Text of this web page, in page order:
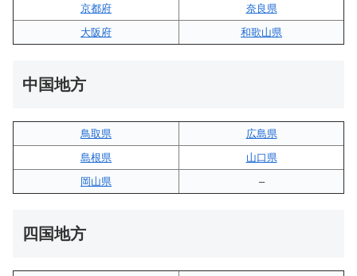
京都府
奈良県
大阪府
和歌山県
中国地方
鳥取県
広島県
島根県
山口県
岡山県
–
四国地方